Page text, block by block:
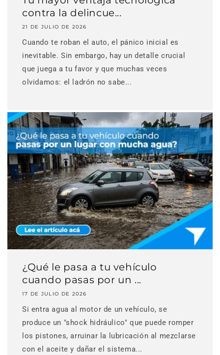
contra la delincue...
21 DE JULIO DE 2026
Cuando te roban el auto, el pánico inicial es
inevitable. Sin embargo, hay un detalle crucial
que juega a tu favor y que muchas veces
olvidamos: el ladrón no sabe...
¿Qué le pasa a tu vehículo
cuando pasas por un ...
17 DE JULIO DE 2026
Si entra agua al motor de un vehículo, se
produce un "shock hidráulico" que puede romper
los pistones, arruinar la lubricación al mezclarse
con el aceite y dañar el sistema...